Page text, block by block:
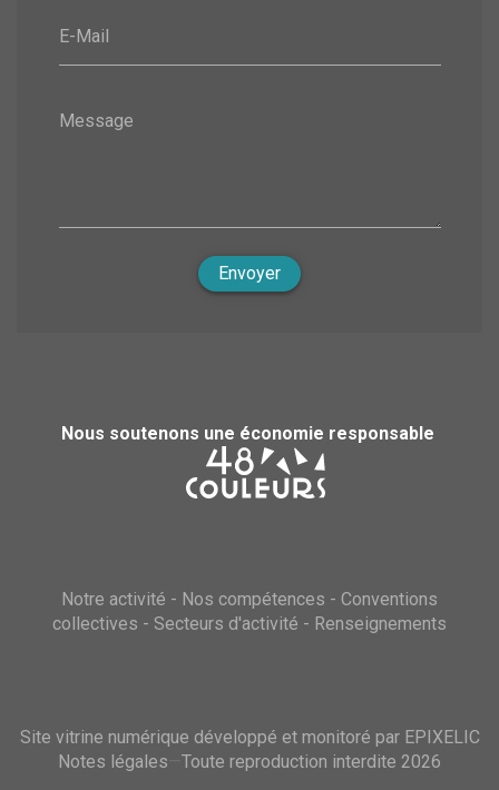
E-Mail
Message
Envoyer
Nous soutenons une économie responsable
Notre activité - Nos compétences - Conventions
collectives - Secteurs d'activité - Renseignements
Site vitrine numérique développé et monitoré par EPIXELIC
—
Notes légales Toute reproduction interdite 2026